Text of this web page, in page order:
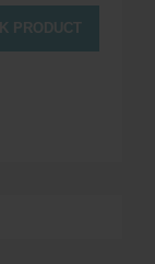
PRODUCT